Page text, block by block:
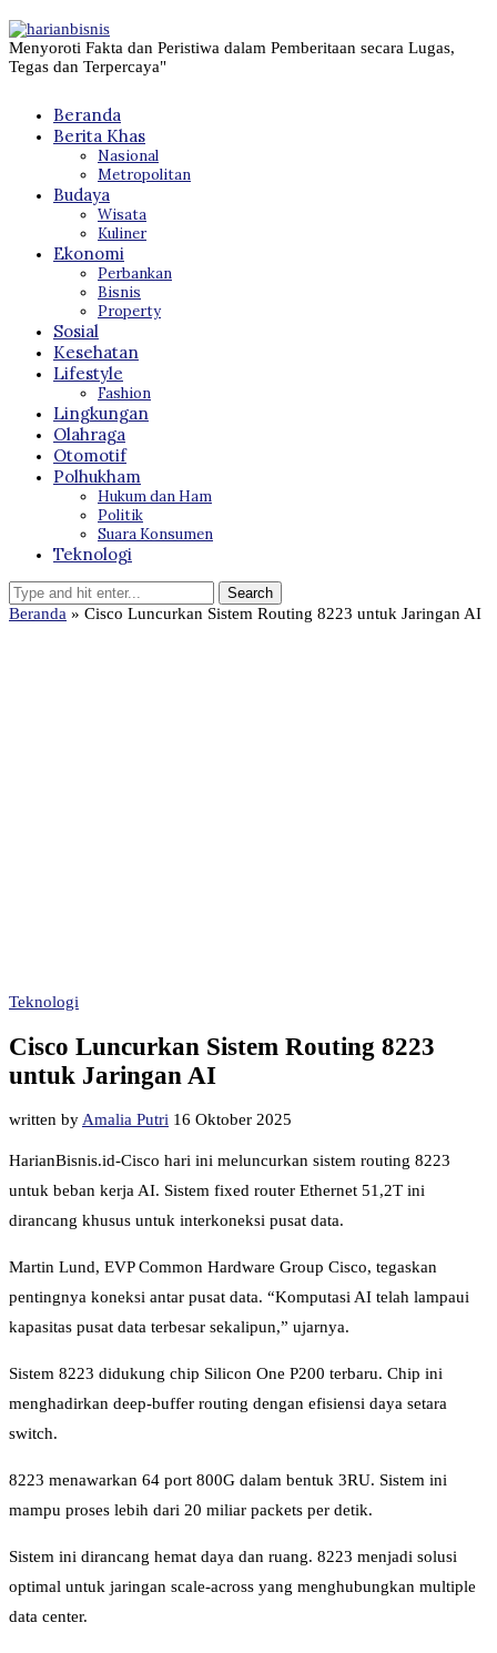
Menyoroti Fakta dan Peristiwa dalam Pemberitaan secara Lugas,
Tegas dan Terpercaya"
Beranda
Berita Khas
Nasional
Metropolitan
Budaya
Wisata
Kuliner
Ekonomi
Perbankan
Bisnis
Property
Sosial
Kesehatan
Lifestyle
Fashion
Lingkungan
Olahraga
Otomotif
Polhukham
Hukum dan Ham
Politik
Suara Konsumen
Teknologi
Beranda » Cisco Luncurkan Sistem Routing 8223 untuk Jaringan AI
Teknologi
Cisco Luncurkan Sistem Routing 8223
untuk Jaringan AI
written byAmalia Putri 16 Oktober 2025
HarianBisnis.id-Cisco hari ini meluncurkan sistem routing 8223
untuk beban kerja AI. Sistem fixed router Ethernet 51,2T ini
dirancang khusus untuk interkoneksi pusat data.
Martin Lund, EVP Common Hardware Group Cisco, tegaskan
pentingnya koneksi antar pusat data. “Komputasi AI telah lampaui
kapasitas pusat data terbesar sekalipun,” ujarnya.
Sistem 8223 didukung chip Silicon One P200 terbaru. Chip ini
menghadirkan deep-buffer routing dengan efisiensi daya setara
switch.
8223 menawarkan 64 port 800G dalam bentuk 3RU. Sistem ini
mampu proses lebih dari 20 miliar packets per detik.
Sistem ini dirancang hemat daya dan ruang. 8223 menjadi solusi
optimal untuk jaringan scale-across yang menghubungkan multiple
data center.